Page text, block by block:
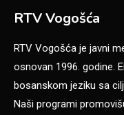
RTV Vogošća
RTV Vogošća je javni
osnovan 1996. godine.
bosanskom jeziku sa
Naši programi